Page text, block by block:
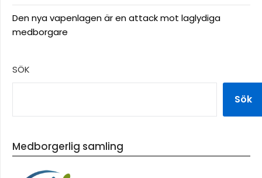
Den nya vapenlagen är en attack mot laglydiga
medborgare
SÖK
Sök
Medborgerlig samling